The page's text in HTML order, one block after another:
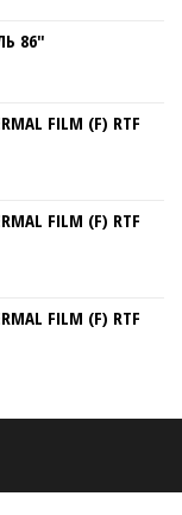
86″
FILM (F) RTF
FILM (F) RTF
FILM (F) RTF